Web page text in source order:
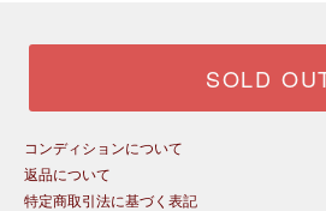
SOLD
コンディションについて
返品について
特定商取引法に基づく表記